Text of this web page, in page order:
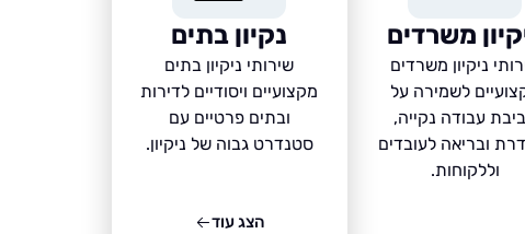
משרדים
ניקיון משרדים
לשמירה על
עבודה נקייה,
ובריאה לעובדים
וללקוחות.
נקיון בתים
שירותי ניקיון בתים
מקצועיים ויסודיים לדירות
ובתים פרטיים עם
סטנדרט גבוה של ניקיון.
הצג עוד